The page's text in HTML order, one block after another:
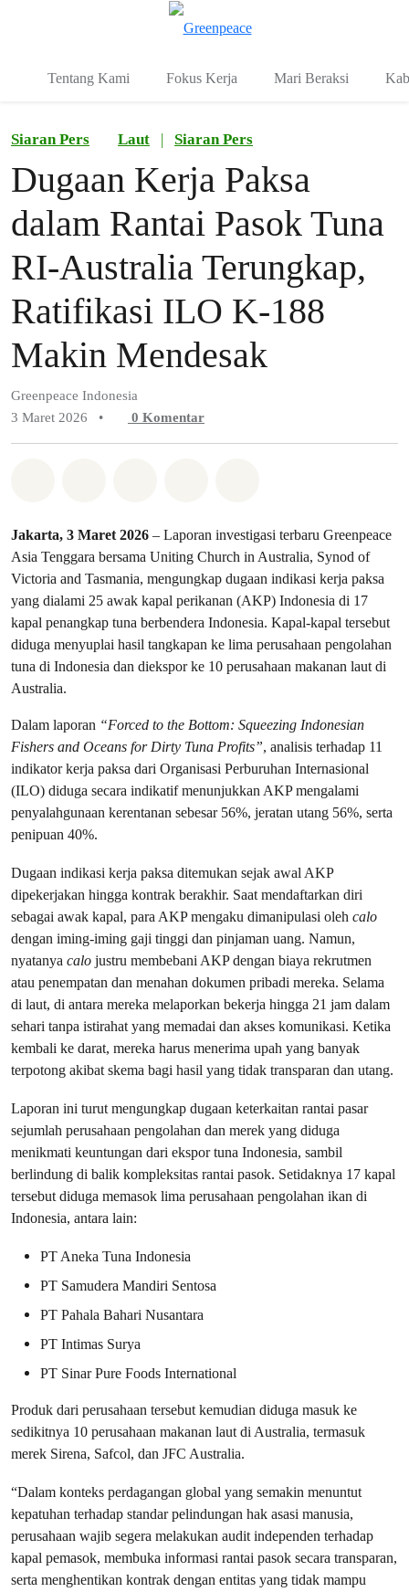
Tentang Kami Fokus Kerja Mari Beraksi
Siaran Pers Laut | Siaran Pers
Dugaan Kerja Paksa
dalam Rantai Pasok Tuna
RI-Australia Terungkap,
Ratifikasi ILO K-188
Makin Mendesak
Greenpeace Indonesia
3 Maret 2026
• 0 Komentar
Jakarta, 3 Maret 2026 – Laporan investigasi terbaru Greenpeace
Asia Tenggara bersama Uniting Church in Australia, Synod of
Victoria and Tasmania, mengungkap dugaan indikasi kerja paksa
yang dialami 25 awak kapal perikanan (AKP) Indonesia di 17
kapal penangkap tuna berbendera Indonesia. Kapal-kapal tersebut
diduga menyuplai hasil tangkapan ke lima perusahaan pengolahan
tuna di Indonesia dan diekspor ke 10 perusahaan makanan laut di
Australia.
Dalam laporan “Forced to the Bottom: Squeezing Indonesian
Fishers and Oceans for Dirty Tuna Profits”, analisis terhadap 11
indikator kerja paksa dari Organisasi Perburuhan Internasional
(ILO) diduga secara indikatif menunjukkan AKP mengalami
penyalahgunaan kerentanan sebesar 56%, jeratan utang 56%, serta
penipuan 40%.
Dugaan indikasi kerja paksa ditemukan sejak awal AKP
dipekerjakan hingga kontrak berakhir. Saat mendaftarkan diri
sebagai awak kapal, para AKP mengaku dimanipulasi oleh calo
dengan iming-iming gaji tinggi dan pinjaman uang. Namun,
nyatanya calo justru membebani AKP dengan biaya rekrutmen
atau penempatan dan menahan dokumen pribadi mereka. Selama
di laut, di antara mereka melaporkan bekerja hingga 21 jam dalam
sehari tanpa istirahat yang memadai dan akses komunikasi. Ketika
kembali ke darat, mereka harus menerima upah yang banyak
terpotong akibat skema bagi hasil yang tidak transparan dan utang.
Laporan ini turut mengungkap dugaan keterkaitan rantai pasar
sejumlah perusahaan pengolahan dan merek yang diduga
menikmati keuntungan dari ekspor tuna Indonesia, sambil
berlindung di balik kompleksitas rantai pasok. Setidaknya 17 kapal
tersebut diduga memasok lima perusahaan pengolahan ikan di
Indonesia, antara lain:
PT Aneka Tuna Indonesia
PT Samudera Mandiri Sentosa
PT Pahala Bahari Nusantara
PT Intimas Surya
PT Sinar Pure Foods International
Produk dari perusahaan tersebut kemudian diduga masuk ke
sedikitnya 10 perusahaan makanan laut di Australia, termasuk
merek Sirena, Safcol, dan JFC Australia.
“Dalam konteks perdagangan global yang semakin menuntut
kepatuhan terhadap standar pelindungan hak asasi manusia,
perusahaan wajib segera melakukan audit independen terhadap
kapal pemasok, membuka informasi rantai pasok secara transparan,
serta menghentikan kontrak dengan entitas yang tidak mampu